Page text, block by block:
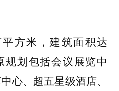
方米，建筑面积达
规划包括会议展览中
心、超五星级酒店、